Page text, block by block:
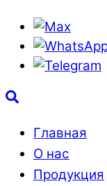
Search
Главная
О нас
Продукция